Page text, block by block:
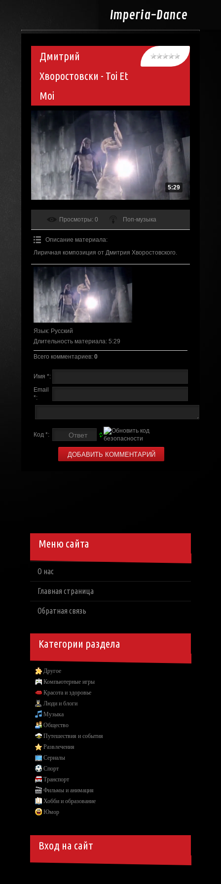
Imperia-Dance
Дмитрий
Хворостовски - Toi Et
Moi
5:29
Просмотры: 0 Поп-музыка
Описание материала:
Лиричная композиция от Дмитрия Хворостовского.
Язык: Русский
Длительность материала: 5:29
Всего комментариев: 0
Имя *:
Email
*:
Код *:
Меню сайта
О нас
Главная страница
Обратная связь
Категории раздела
Другое
Компьютерные игры
Красота и здоровье
Люди и блоги
Музыка
Общество
Путешествия и события
Развлечения
Сериалы
Спорт
Транспорт
Фильмы и анимация
Хобби и образование
Юмор
Вход на сайт